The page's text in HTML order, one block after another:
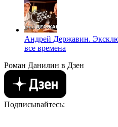
Андрей Державин.
все времена
Роман Данилин в Дзен
Подписывайтесь: